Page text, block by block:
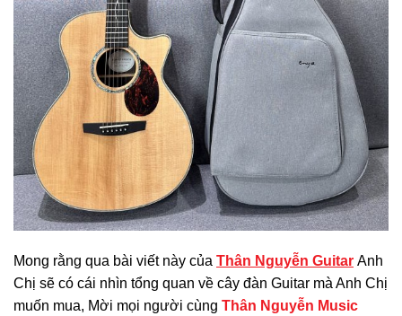
Mong rằng qua bài viết này của Thân Nguyễn Guitar Anh
Chị sẽ có cái nhìn tổng quan về cây đàn Guitar mà Anh Chị
muốn mua, Mời mọi người cùng Thân Nguyễn Music